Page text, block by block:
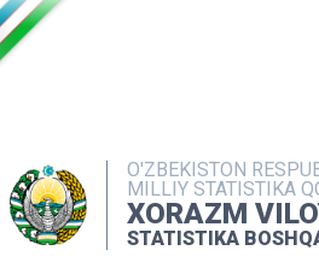
O'ZBEKISTON
MILLIY STATISTIKA
XORAZM
STATISTIKA
NASHRLAR
INTERAKTIV
MATBUOT